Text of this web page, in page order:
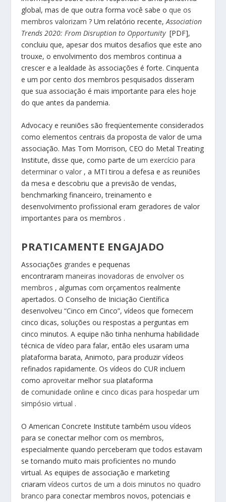
global, mas de que outra forma você sabe oque os
membros valorizam ? Um relatório recente,Association
Trends 2020: From Disruption to Opportunity [PDF],
concluiu que, apesar dos muitos desafios que este ano
trouxe, o envolvimento dos membros continua a
crescer e a lealdade às associações é forte. Cinquenta
e um por cento dos membros pesquisados ​​disseram
que sua associação é mais importante para eles hoje
do que antes da pandemia.
Advocacy e reuniões são freqüentemente considerados
como elementos centrais da proposta de valor de uma
associação. Mas Tom Morrison, CEO do Metal Treating
Institute, disse que, como parte deum exercício para
determinar o valor , a MTI tirou a defesa e as reuniões
da mesa e descobriu que a previsão de vendas,
benchmarking financeiro, treinamento e
desenvolvimento profissional eram geradores de valor
importantes para os membros .
PRATICAMENTE ENGAJADO
Associações grandes e pequenas
encontrarammaneiras inovadoras de envolver os
membros , algumas com orçamentos realmente
apertados. O Conselho de Iniciação Científica
desenvolveu “Cinco em Cinco”, vídeos que fornecem
cinco dicas, soluções ou respostas a perguntas em
cinco minutos. A equipe não tinha nenhuma habilidade
técnica de vídeo para falar, então eles usaram uma
plataforma barata, Animoto, para produzir vídeos
refinados rapidamente. Os vídeos do CUR incluem
comoaproveitar melhor sua plataforma
decomunidade online ecinco dicas para hospedar um
simpósio virtual .
O American Concrete Institute também usou vídeos
para se conectar melhor com os membros,
especialmente quando perceberam que todos estavam
se tornando muito mais proficientes no mundo
virtual. As equipes de associação e marketing
criaramvídeos curtos de um a dois minutos no quadro
branco para conectar membros novos, potenciais e